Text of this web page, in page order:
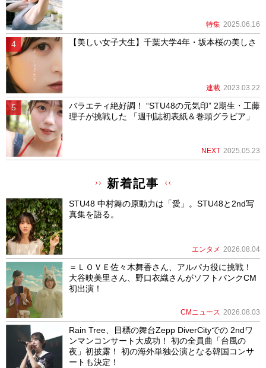
特集 2025.06.16
【美しい女子大生】千葉大学4年・坂本桜の美しさ
連載 2023.03.22
バラエティ絶好調！ “STU48の元気印” 2期生・工藤
理子が挑戦した 「週刊誌初表紙＆巻頭グラビア」
NEXT 2025.05.23
新着記事
STU48 中村舞の原動力は「愛」。STU48と2nd写
真集を語る。
エンタメ 2026.08.04
＝ＬＯＶＥ佐々木舞香さん、アルパカ役に挑戦！
大谷映美里さん、野口衣織さんがソフトバンクCM
初出演！
CMニュース 2026.08.03
Rain Tree、目標の舞台Zepp DiverCityでの 2ndワ
ンマンコンサート大成功！ 初の全員曲「台風の
夜」初披露！ 初の海外単独公演となる韓国コンサ
ートも決定！